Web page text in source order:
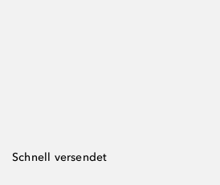
Schnell versendet